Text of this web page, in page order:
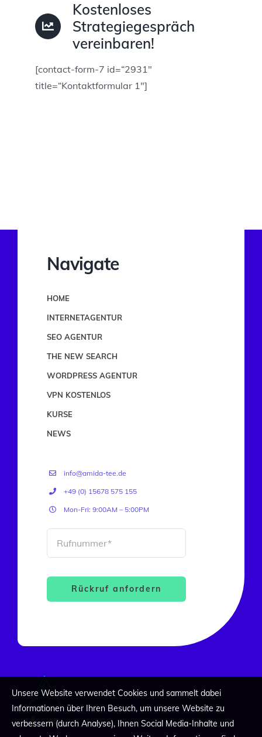
Kostenloses
Strategiegespräch
vereinbaren!
[contact-form-7 id=“2931″
title=“Kontaktformular 1″]
Navigate
HOME
INTERNETAGENTUR
SEO AGENTUR
THE NEW SEARCH
WORDPRESS AGENTUR
VPN KOSTENLOS
KURSE
NEWS
info@amida-tee.de
+49 (0) 15678 575 155
Mon-Fri: 9:00AM – 5:00PM
Rückruf anfordern
Unsere Website verwendet Cookies und sammelt dabei
Informationen über Ihren Besuch, um unsere Website zu
verbessern (durch Analyse), Ihnen Social Media-Inhalte und